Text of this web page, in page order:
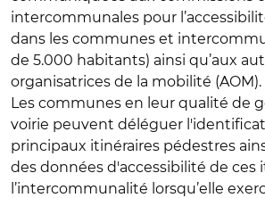
intercommunales pour
dans les communes et
de 5.000 habitants) ainsi qu’aux
organisatrices de la mobilité (AOM).
Les communes en leur qualité de
voirie peuvent déléguer
principaux itinéraires pédestres
des données d'accessibilité de ces
l’intercommunalité lorsqu’elle